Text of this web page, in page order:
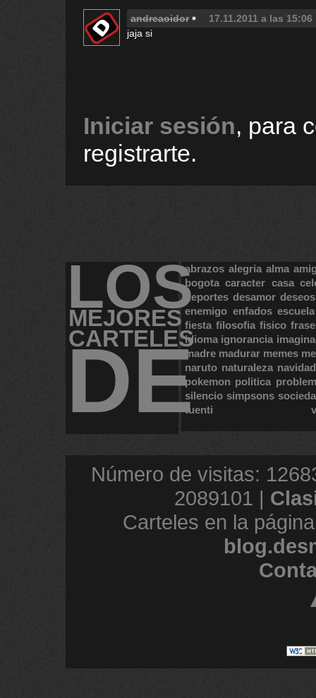
andreaoidor
17.11.2011 a las 15:06
jaja si
Iniciar sesión, para
registrarte.
LOS
MEJORES
CARTELES
DE
abrazos alegria alma
bogota caracter casa
deportes desamor deseos
enemigo enfados escuela
fiesta filosofia fisico
idioma ignorancia
madre madurar memes
naruto naturaleza navidad
pokemon politica
silencio simpsons
tuenti
Número de visitas:
2089101 |
Carteles en la